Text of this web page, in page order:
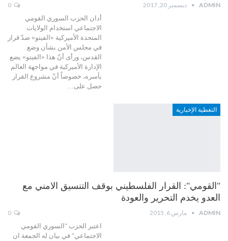
ADMIN ديسمبر 20, 2017
أدان الحزب السوري القومي
الاجتماعي استخدام الولايات
المتحدة الأميركية «الفيتو» ضدّ قرار
في مجلس الأمن بشأن وضع
القدس، ورأى أنّ هذا «الفيتو» يضع
الإدارة الأميركية في مواجهة العالم
بأسره، خصوصاً أنّ مشروع القرار
حصل على…
التغطية الإخبارية
"القومي": القرار الفلسطيني بوقف التنسيق الامني مع
العدو يخدم التحرير والعودة
ADMIN مارس 6, 2015
اعتبر الحزب "السوري القومي
الاجتماعي" في بيان له الجمعة ان